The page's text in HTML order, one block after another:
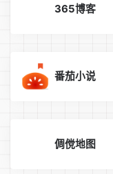
365博客
番茄小说
倜傥地图